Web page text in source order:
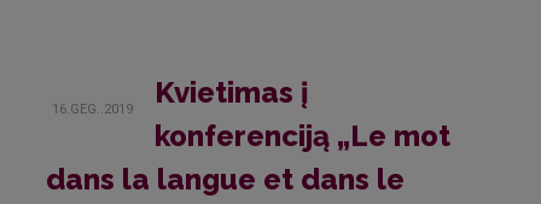
16.GEG..2019
Kvietimas į
konferenciją „Le mot
dans la langue et dans le